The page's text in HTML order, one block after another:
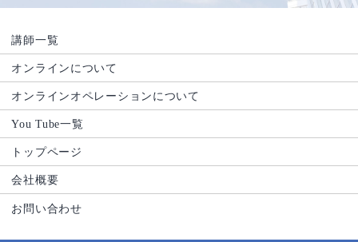
講師一覧
オンラインについて
オンラインオペレーションについて
You Tube一覧
トップページ
会社概要
お問い合わせ